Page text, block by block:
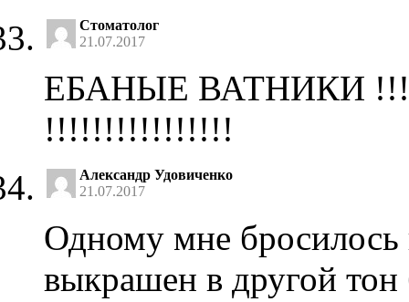
Стоматолог
21.07.2017
ЕБАНЫЕ ВАТНИКИ
!!!!!!!!!!!!!!!!
Александр Удовиченко
21.07.2017
Одному мне бросилось
выкрашен в другой тон